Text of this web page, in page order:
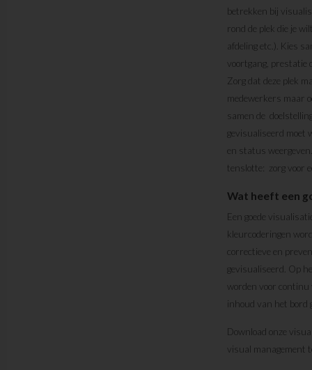
betrekken bij
rond de plek die je
afdeling etc.). Kies
voortgang, prestatie
Zorg dat deze plek
medewerkers maar
samen de
gevisualiseerd moet
en status
tenslotte: zorg voor
Wat heeft een
Een goede
kleurcoderingen
correctieve en
gevisualiseerd. Op
worden voor
inhoud van het bord
Download onze
visual management